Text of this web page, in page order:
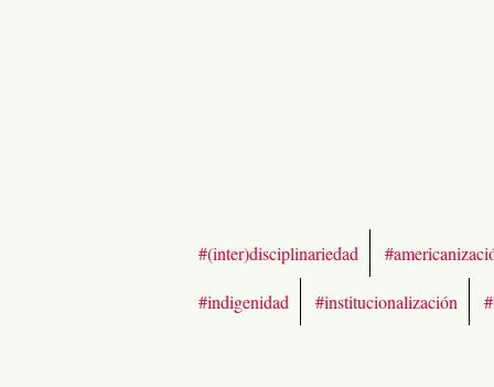
#(inter)disciplinariedad
#indigenidad #institucionalización